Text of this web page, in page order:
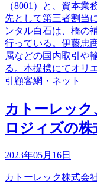
（8001）と、資本
先として第三者割当
ンタル白石は、橋の
行っている。伊藤忠
属などの国内取引や
る。本提携にてオリ
引顧客網・ネット
カトーレッ
ロジィズの株
2023年05月16日
カトーレック株式会